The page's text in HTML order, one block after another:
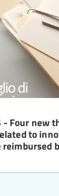
Four new
to